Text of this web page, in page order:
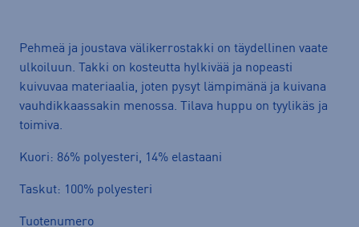
Pehmeä ja joustava välikerrostakki on täydellinen vaate
ulkoiluun. Takki on kosteutta hylkivää ja nopeasti
kuivuvaa materiaalia, joten pysyt lämpimänä ja kuivana
vauhdikkaassakin menossa. Tilava huppu on tyylikäs ja
toimiva.
Kuori: 86% polyesteri, 14% elastaani
Taskut: 100% polyesteri
Tuotenumero